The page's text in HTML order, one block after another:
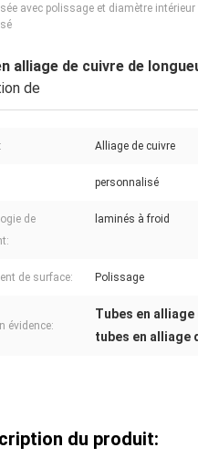
avec polissage et diamètre intérieur
alliage de cuivre de
de
Alliage de cuivre
personnalisé
de
laminés à froid
de surface: Polissage
évidence:
Tubes en
tubes en alliage
du produit: